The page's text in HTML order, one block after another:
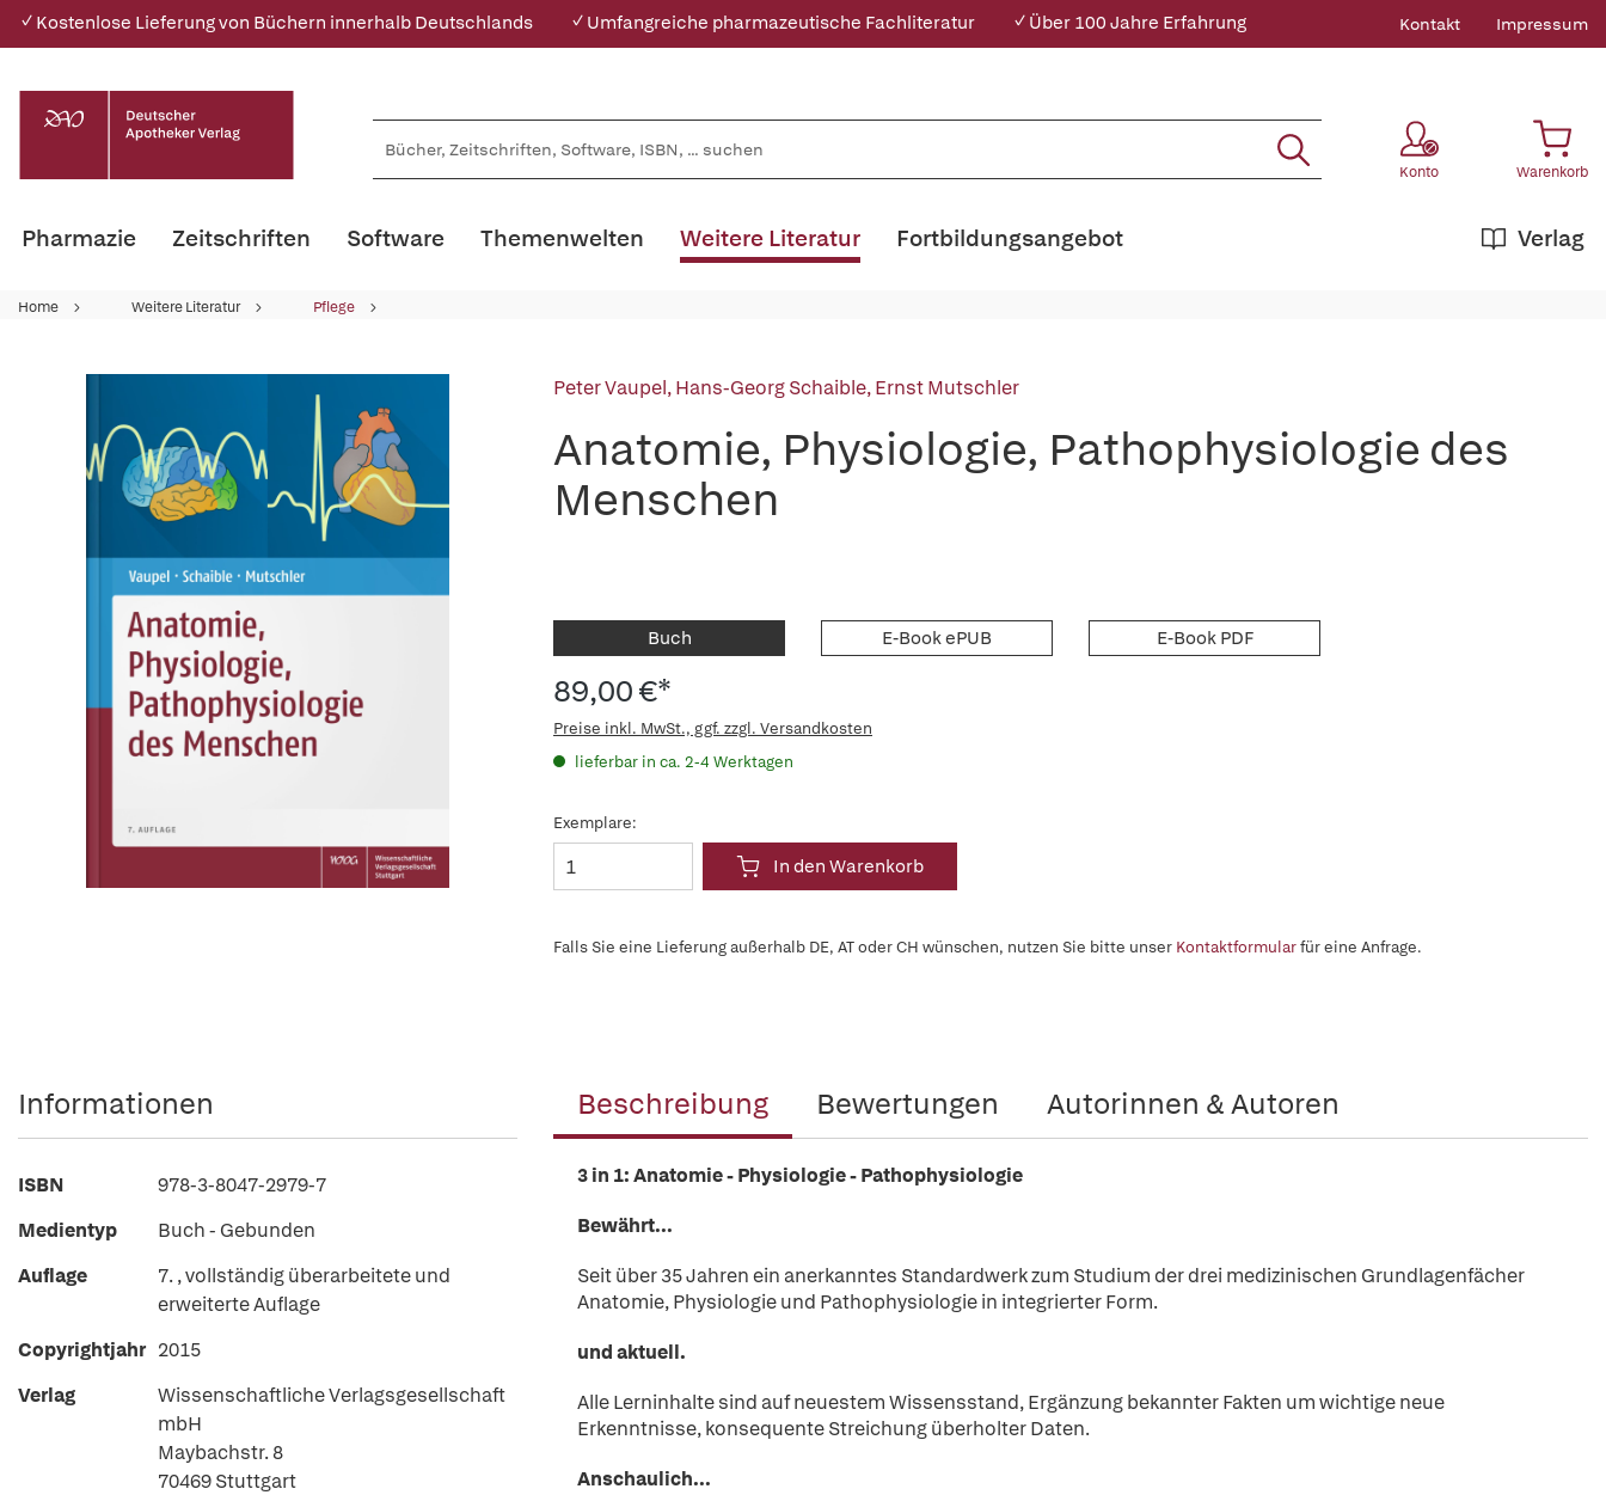
✓ Kostenlose Lieferung von Büchern innerhalb Deutschlands ✓ Umfangreiche pharmazeutische Fachliteratur ✓ Über 100 Jahre Erfahrung Kontakt Impressum
Konto Warenkorb
Pharmazie Zeitschriften Software Themenwelten Weitere Literatur Verlag
Fortbildungsangebot
Home Weitere Literatur Pflege
Peter Vaupel,Hans-Georg Schaible,Ernst Mutschler
Anatomie, Physiologie, Pathophysiologie des
Menschen
Buch E-Book ePUB E-Book PDF
89,00 €*
Preise inkl. MwSt., ggf. zzgl. Versandkosten
lieferbar in ca. 2-4 Werktagen
Exemplare:
In den Warenkorb
Falls Sie eine Lieferung außerhalb DE, AT oder CH wünschen, nutzen Sie bitte unser Kontaktformularfür eine Anfrage.
Beschreibung Bewertungen Autorinnen & Autoren
3 in 1: Anatomie - Physiologie - Pathophysiologie
Bewährt...
Seit über 35 Jahren ein anerkanntes Standardwerk zum Studium der drei medizinischen Grundlagenfächer
Anatomie, Physiologie und Pathophysiologie in integrierter Form.
und aktuell.
Alle Lerninhalte sind auf neuestem Wissensstand, Ergänzung bekannter Fakten um wichtige neue
Erkenntnisse, konsequente Streichung überholter Daten.
Anschaulich...
Informationen
ISBN
978-3-8047-2979-7
Medientyp
Buch - Gebunden
Auflage
7. , vollständig überarbeitete und
erweiterte Auflage
Copyrightjahr 2015
Verlag
Wissenschaftliche Verlagsgesellschaft
mbH
Maybachstr. 8
70469 Stuttgart